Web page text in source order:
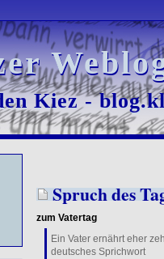
Kiez -
Kiez -
Spruch des
zum Vatertag
Ein Vater ernährt eher
deutsches Sprichwort